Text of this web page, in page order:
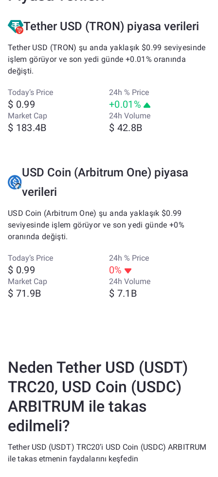
Tether USD (TRON) piyasa verileri
Tether USD (TRON) şu anda yaklaşık $0.99 seviyesinde
işlem görüyor ve son yedi günde +0.01% oranında
değişti.
Today’s Price
$ 0.99
24h % Price
+0.01%
Market Cap
$ 183.4B
24h Volume
$ 42.8B
USD Coin (Arbitrum One) piyasa
verileri
USD Coin (Arbitrum One) şu anda yaklaşık $0.99
seviyesinde işlem görüyor ve son yedi günde +0%
oranında değişti.
Today’s Price
$ 0.99
24h % Price
0%
Market Cap
$ 71.9B
24h Volume
$ 7.1B
Neden Tether USD (USDT)
TRC20, USD Coin (USDC)
ARBITRUM ile takas
edilmeli?
Tether USD (USDT) TRC20’i USD Coin (USDC) ARBITRUM
ile takas etmenin faydalarını keşfedin